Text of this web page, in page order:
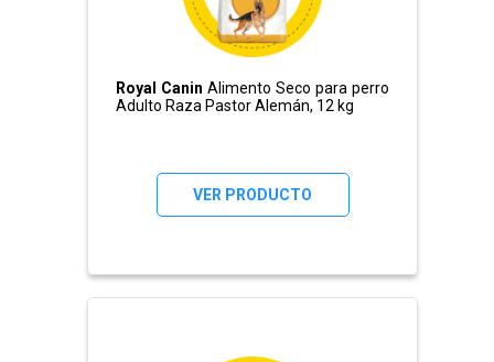
Royal Canin Alimento Seco para perro
Adulto Raza Pastor Alemán, 12 kg
VER PRODUCTO